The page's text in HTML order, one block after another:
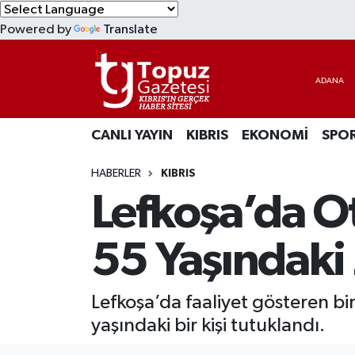
Powered by Translate
CANLI YAYIN KIBRIS EKONOMİ
HABERLER KIBRIS
Lefkoşa’da
55
Lefkoşa’da faaliyet gösteren
yaşındaki bir kişi tutuklandı.
EKONOMİ
MAGAZİN
TEKNOLOJİ
Lefkoşa Nöbetçi Eczaneler
Lefkoşa Hava Durumu
Lefkoşa Trafik Yoğunluk Haritası
Süper Lig Puan Durumu ve Fikstür
Tüm Manşetler
Son Dakika Haberleri
Haber Arşivi